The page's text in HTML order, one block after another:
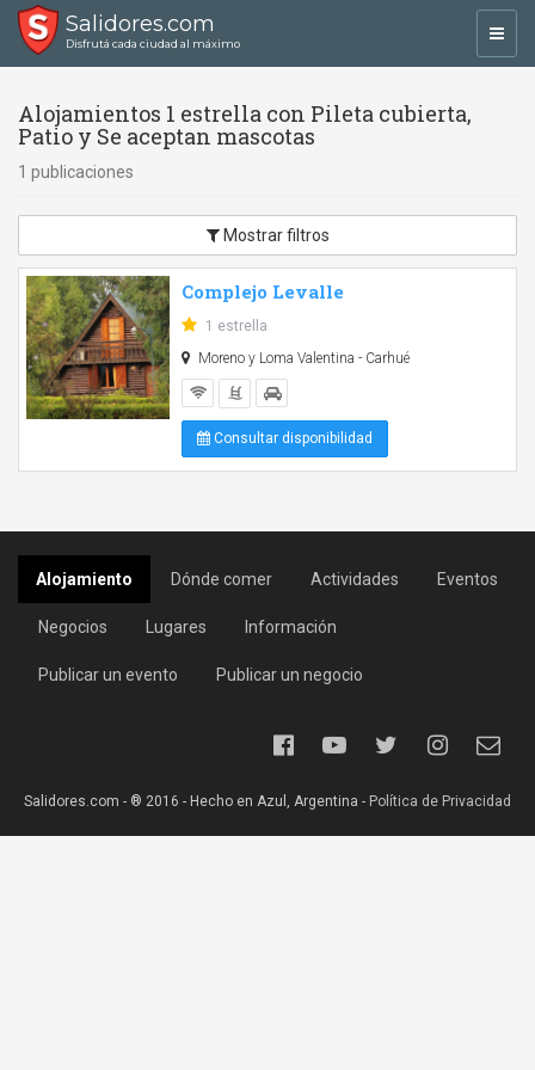
Salidores.com
Disfrutá cada ciudad al máximo
Alojamientos 1 estrella con Pileta cubierta,
Patio y Se aceptan mascotas
1 publicaciones
Mostrar filtros
Complejo Levalle
1 estrella
Moreno y Loma Valentina - Carhué
Consultar disponibilidad
Alojamiento Dónde comer Actividades Eventos
Negocios Lugares Información
Publicar un evento Publicar un negocio
Salidores.com - ® 2016 - Hecho en Azul, Argentina - Política de Privacidad